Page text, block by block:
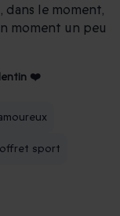
dans le moment,
moment un peu
❤️
sport